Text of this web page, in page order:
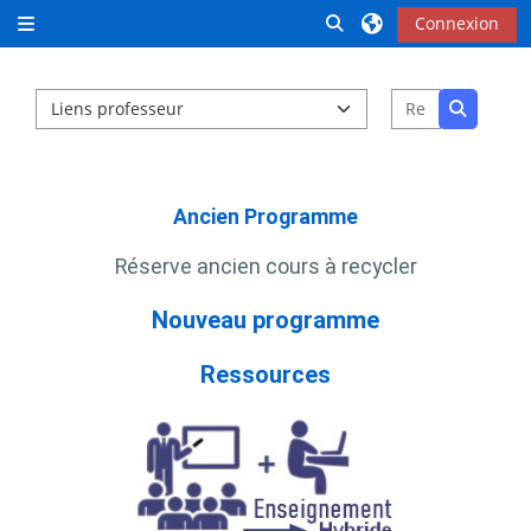
Panneau latéral
Activer/désactiver la
Connexion
Ancien Programme
Réserve ancien cours à recycler
Nouveau programme
Ressources